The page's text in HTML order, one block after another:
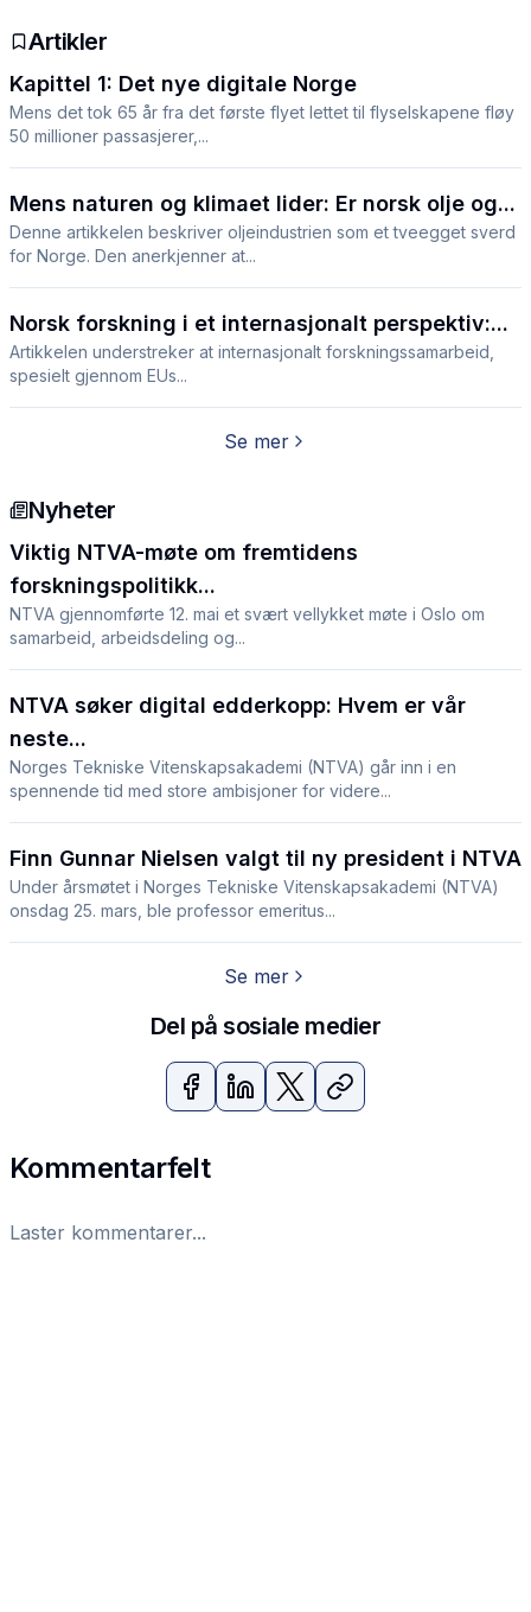
Artikler
Kapittel 1: Det nye digitale Norge
Mens det tok 65 år fra det første flyet lettet til flyselskapene fløy
50 millioner passasjerer,...
Mens naturen og klimaet lider: Er norsk olje og...
Denne artikkelen beskriver oljeindustrien som et tveegget sverd
for Norge. Den anerkjenner at...
Norsk forskning i et internasjonalt perspektiv:...
Artikkelen understreker at internasjonalt forskningssamarbeid,
spesielt gjennom EUs...
Se mer
Nyheter
Viktig NTVA-møte om fremtidens
forskningspolitikk...
NTVA gjennomførte 12. mai et svært vellykket møte i Oslo om
samarbeid, arbeidsdeling og...
NTVA søker digital edderkopp: Hvem er vår
neste...
Norges Tekniske Vitenskapsakademi (NTVA) går inn i en
spennende tid med store ambisjoner for videre...
Finn Gunnar Nielsen valgt til ny president i NTVA
Under årsmøtet i Norges Tekniske Vitenskapsakademi (NTVA)
onsdag 25. mars, ble professor emeritus...
Se mer
Del på sosiale medier
Kommentarfelt
Laster kommentarer...